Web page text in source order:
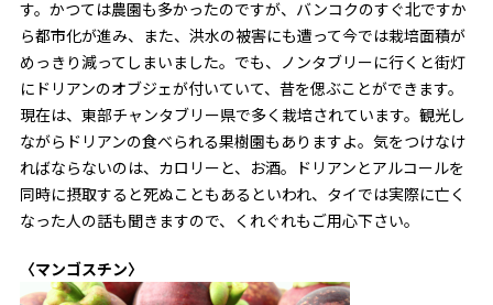
す。かつては農園も多かったのですが、バンコクのすぐ北ですか
ら都市化が進み、また、洪水の被害にも遭って今では栽培面積が
めっきり減ってしまいました。でも、ノンタブリーに行くと街灯
にドリアンのオブジェが付いていて、昔を偲ぶことができます。
現在は、東部チャンタブリー県で多く栽培されています。観光し
ながらドリアンの食べられる果樹園もありますよ。気をつけなけ
ればならないのは、カロリーと、お酒。ドリアンとアルコールを
同時に摂取すると死ぬこともあるといわれ、タイでは実際に亡く
なった人の話も聞きますので、くれぐれもご用心下さい。
〈マンゴスチン〉